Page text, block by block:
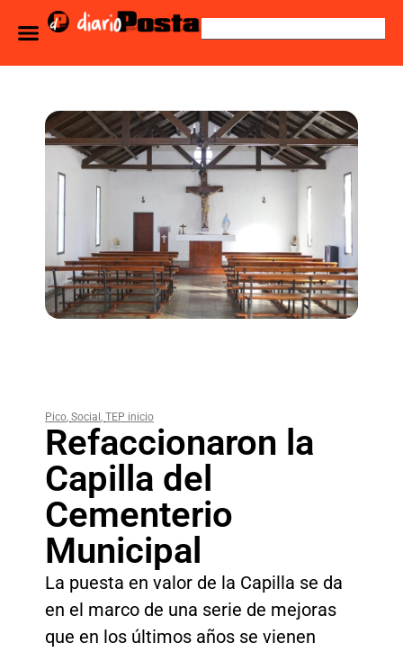
Pico, Social , TEP inicio
Refaccionaron la
Capilla del
Cementerio
Municipal
La puesta en valor de la Capilla se da
en el marco de una serie de mejoras
que en los últimos años se vienen